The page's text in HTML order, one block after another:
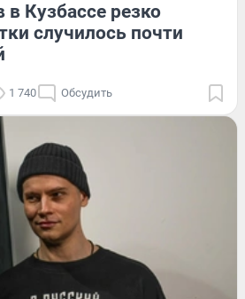
Кузбассе резко
случилось почти
1 740 Обсудить